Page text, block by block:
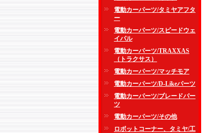
電動カーパーツ/タミヤアフタ
ー
電動カーパーツ/スピードウェ
イパル
電動カーパーツ/TRAXXAS
（トラクサス）
電動カーパーツ/マッチモア
電動カーパーツ/D-Likeパーツ
電動カーパーツ/ブレードパー
ツ
電動カーパーツ/その他
ロボットコーナー、タミヤ/工